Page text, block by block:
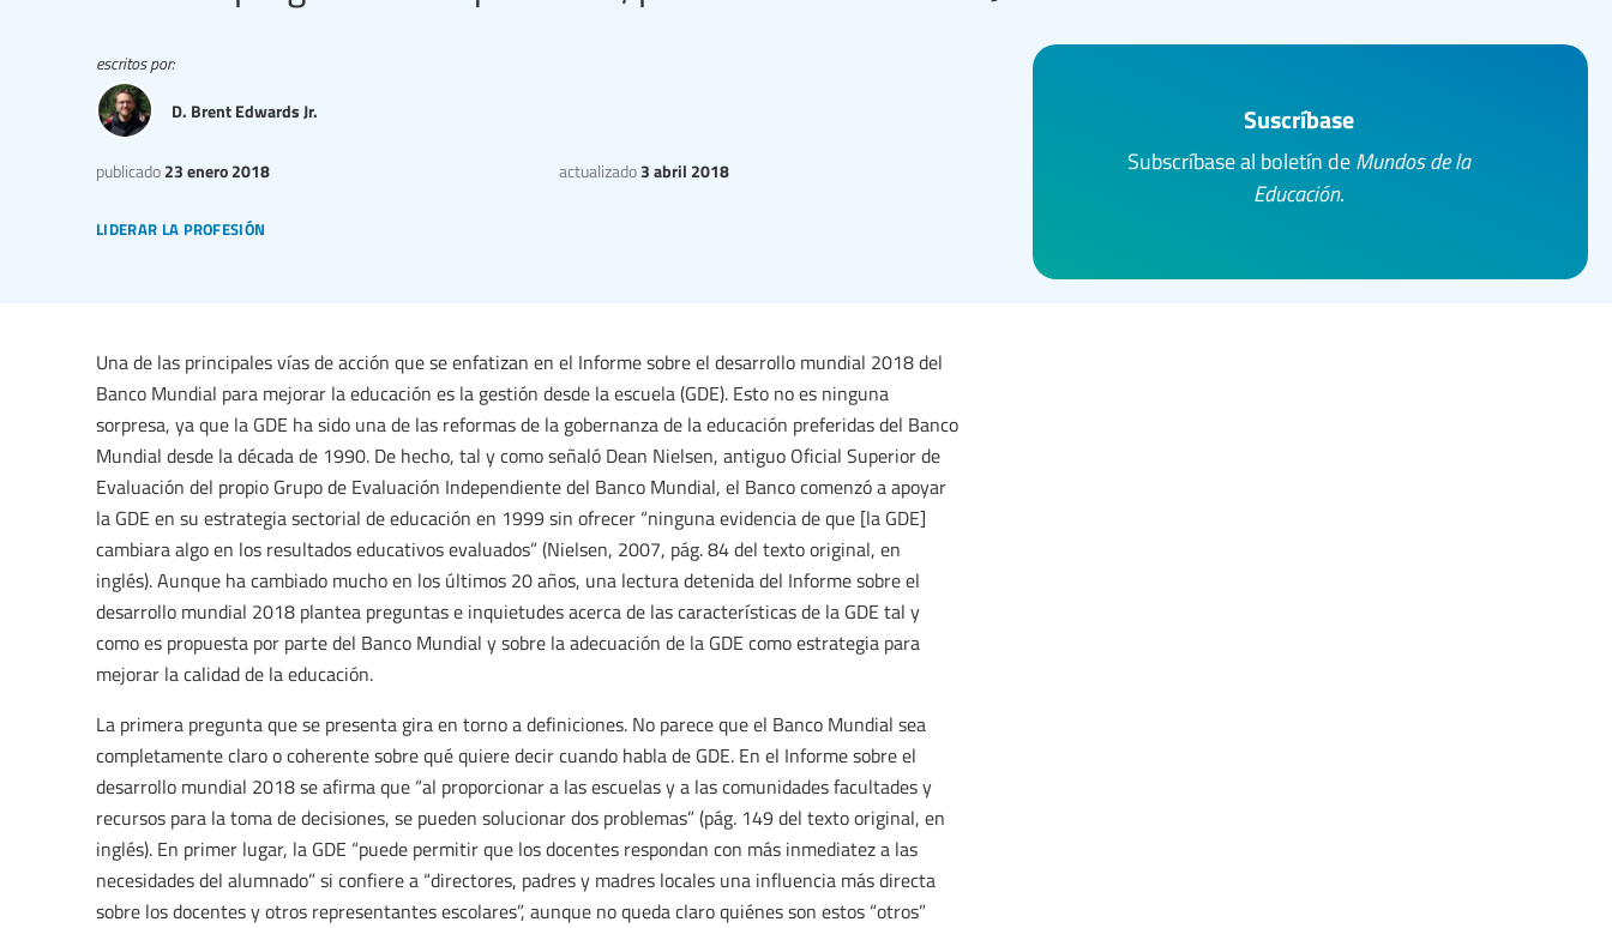
liderar la profesión
publicado 23 enero 2018 actualizado3 abril 2018
escritos por:
D. Brent Edwards Jr. Suscríbase
Subscríbase al boletín de Mundos de la
Educación.
Una de las principales vías de acción que se enfatizan en el Informe sobre el desarrollo mundial 2018 del
Banco Mundial para mejorar la educación es la gestión desde la escuela (GDE). Esto no es ninguna
sorpresa, ya que la GDE ha sido una de las reformas de la gobernanza de la educación preferidas del Banco
Mundial desde la década de 1990. De hecho, tal y como señaló Dean Nielsen, antiguo Oficial Superior de
Evaluación del propio Grupo de Evaluación Independiente del Banco Mundial, el Banco comenzó a apoyar
la GDE en su estrategia sectorial de educación en 1999 sin ofrecer “ninguna evidencia de que [la GDE]
cambiara algo en los resultados educativos evaluados” (Nielsen, 2007, pág. 84 del texto original, en
inglés). Aunque ha cambiado mucho en los últimos 20 años, una lectura detenida del Informe sobre el
desarrollo mundial 2018 plantea preguntas e inquietudes acerca de las características de la GDE tal y
como es propuesta por parte del Banco Mundial y sobre la adecuación de la GDE como estrategia para
mejorar la calidad de la educación.
La primera pregunta que se presenta gira en torno a definiciones. No parece que el Banco Mundial sea
completamente claro o coherente sobre qué quiere decir cuando habla de GDE. En el Informe sobre el
desarrollo mundial 2018 se afirma que “al proporcionar a las escuelas y a las comunidades facultades y
recursos para la toma de decisiones, se pueden solucionar dos problemas” (pág. 149 del texto original, en
inglés). En primer lugar, la GDE “puede permitir que los docentes respondan con más inmediatez a las
necesidades del alumnado” si confiere a “directores, padres y madres locales una influencia más directa
sobre los docentes y otros representantes escolares”, aunque no queda claro quiénes son estos “otros”